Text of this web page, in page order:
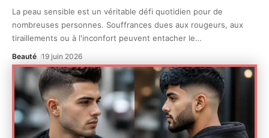
La peau sensible est un véritable défi quotidien pour de
nombreuses personnes. Souffrances dues aux rougeurs, aux
tiraillements ou à l'inconfort peuvent entacher le…
Beauté 19 juin 2026